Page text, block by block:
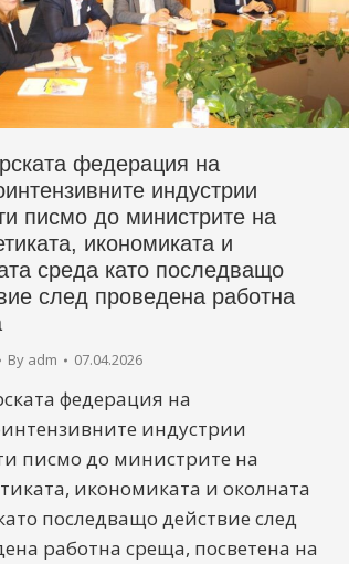
федерация на
индустрии
писмо до министрите на
икономиката и
среда като последващо
след проведена работна
By adm 07.04.2026
федерация на
индустрии
писмо до министрите на
икономиката и околната
последващо действие след
работна среща, посветена на